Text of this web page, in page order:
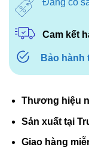
Cam kết
Bảo hành
Thương hiệu
Sản xuất tại
Giao hàng